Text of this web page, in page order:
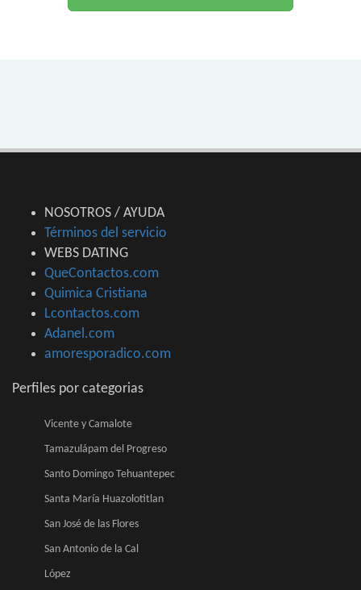
NOSOTROS / AYUDA
Términos del servicio
WEBS DATING
QueContactos.com
Quimica Cristiana
Lcontactos.com
Adanel.com
amoresporadico.com
Perfiles por categorias
Vicente y Camalote
Tamazulápam del Progreso
Santo Domingo Tehuantepec
Santa María Huazolotitlan
San José de las Flores
San Antonio de la Cal
López